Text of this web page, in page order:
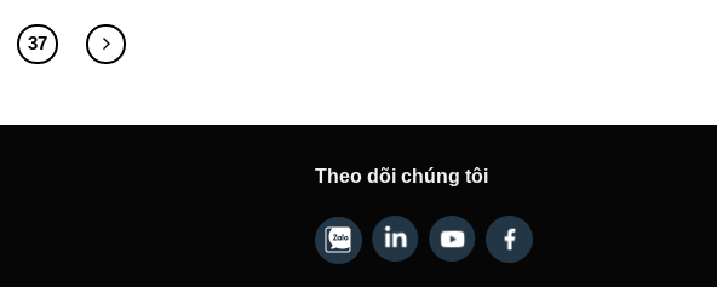
37
Theo dõi chúng tôi